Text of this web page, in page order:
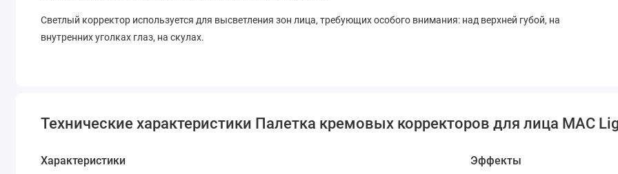
Светлый корректор используется для высветления зон лица, требующих особого внимания: над верхней губой, на
внутренних уголках глаз, на скулах.
Технические характеристики Палетка кремовых корректоров для лица MAC
Характеристики Эффекты